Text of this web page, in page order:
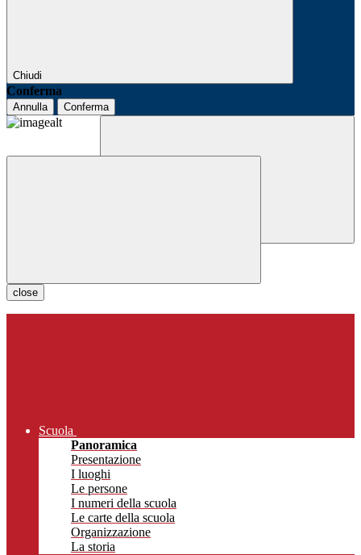
Chiudi
Conferma
Annulla Conferma
close
Scuola
Panoramica
Presentazione
I luoghi
Le persone
I numeri della scuola
Le carte della scuola
Organizzazione
La storia